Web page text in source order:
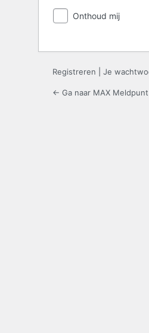
Onthoud mij
Registreren Je
← Ga naar MAX Meldpunt